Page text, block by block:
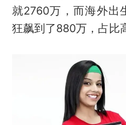
就2760万，而海外出
狂飙到了880万，占比